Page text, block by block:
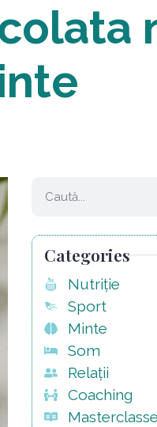
Categories
Nutriție
Sport
Minte
Som
Relații
Coaching